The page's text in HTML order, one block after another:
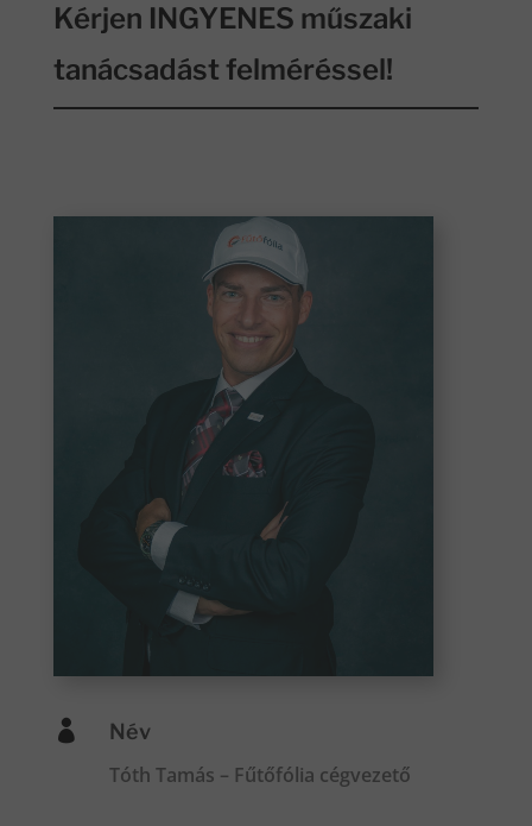
Kérjen INGYENES műszaki
tanácsadást felméréssel!
 Név
Tóth Tamás – Fűtőfólia cégvezető